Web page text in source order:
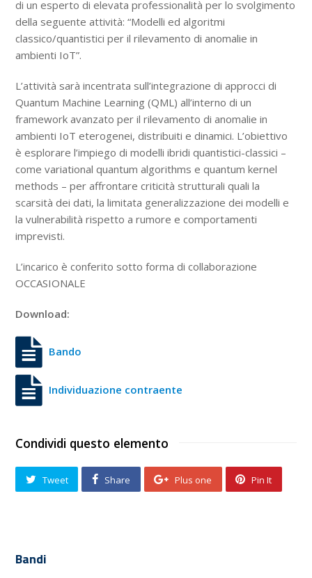
di un esperto di elevata professionalità per lo svolgimento
della seguente attività: “Modelli ed algoritmi
classico/quantistici per il rilevamento di anomalie in
ambienti IoT”.
L’attività sarà incentrata sull’integrazione di approcci di
Quantum Machine Learning (QML) all’interno di un
framework avanzato per il rilevamento di anomalie in
ambienti IoT eterogenei, distribuiti e dinamici. L’obiettivo
è esplorare l’impiego di modelli ibridi quantistici-classici –
come variational quantum algorithms e quantum kernel
methods – per affrontare criticità strutturali quali la
scarsità dei dati, la limitata generalizzazione dei modelli e
la vulnerabilità rispetto a rumore e comportamenti
imprevisti.
L’incarico è conferito sotto forma di collaborazione
OCCASIONALE
Download:
Bando
Individuazione contraente
Condividi questo elemento
Tweet Share Plus one Pin It
Bandi